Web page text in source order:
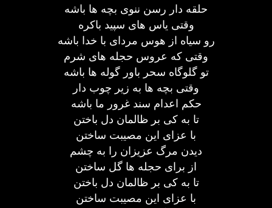
حلقه دار رسن ننوی بچه ها باشه
وقتی یاس های سپید باکره
رو سیاه از هوس مردای با خدا باشه
وقتی که عروس حجله های شرم
تو گلوگاه سحر باور گوله ها باشه
وقتی بچه ها به زیر چوب دار
حکم اعدام سند غرور ما باشه
تا به کی بر ظالمان دل باختن
با عزای این مصیبت ساختن
دیدن مرگ عزیزان را به چشم
از برای حجله ها گل ساختن
تا به کی بر ظالمان دل باختن
با عزای این مصیبت ساختن